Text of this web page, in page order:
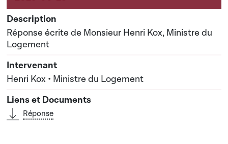
Réponse écrite de Monsieur Henri Kox, Ministre du
Logement
Henri Kox • Ministre du Logement
Réponse